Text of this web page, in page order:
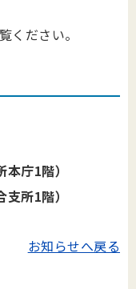
ください。
庁1階）
所1階）
お知らせへ戻る